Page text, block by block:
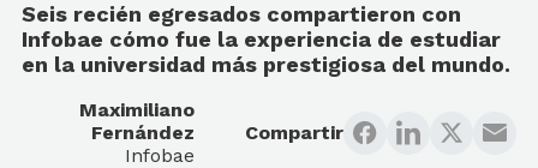
Seis recién egresados compartieron con
Infobae cómo fue la experiencia de estudiar
en la universidad más prestigiosa del mundo.
Maximiliano
Fernández
Infobae
Compartir